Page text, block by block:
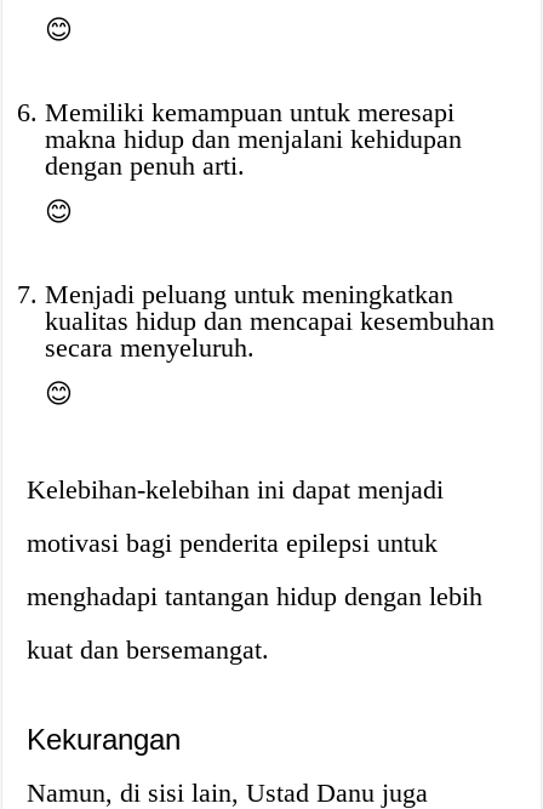
😊
Memiliki kemampuan untuk meresapi
makna hidup dan menjalani kehidupan
dengan penuh arti.
😊
Menjadi peluang untuk meningkatkan
kualitas hidup dan mencapai kesembuhan
secara menyeluruh.
😊
Kelebihan-kelebihan ini dapat menjadi
motivasi bagi penderita epilepsi untuk
menghadapi tantangan hidup dengan lebih
kuat dan bersemangat.
Kekurangan
Namun, di sisi lain, Ustad Danu juga